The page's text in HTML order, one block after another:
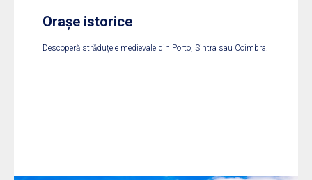
Orașe istorice
Descoperă străduțele medievale din Porto, Sintra sau Coimbra.